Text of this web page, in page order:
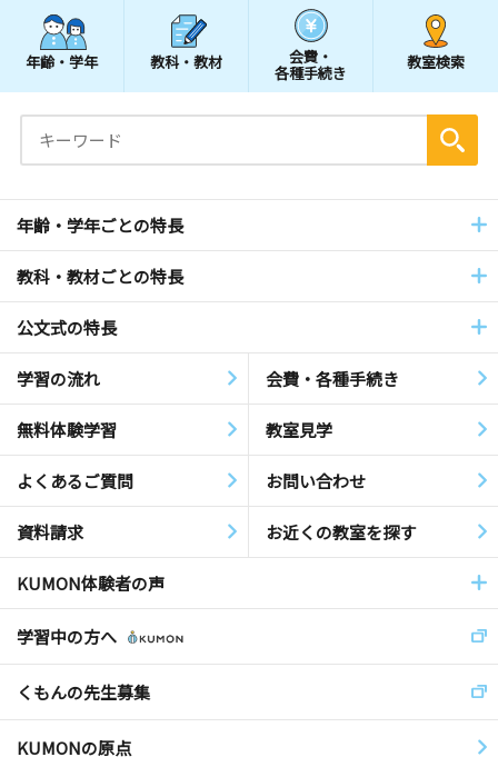
年齢・学年 教科・教材 会費・
各種手続き
教室検索
年齢・学年ごとの特長
教科・教材ごとの特長
公文式の特長
学習の流れ 会費・各種手続き
無料体験学習 教室見学
よくあるご質問 お問い合わせ
資料請求 お近くの教室を探す
KUMON体験者の声
学習中の方へ
くもんの先生募集
KUMONの原点